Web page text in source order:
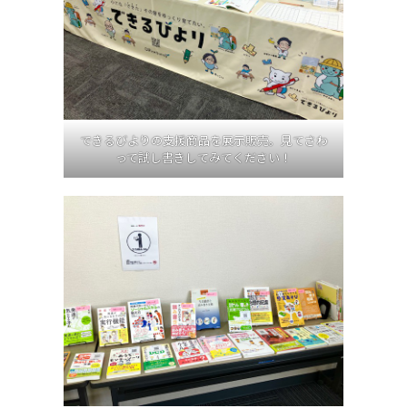
できるびよりの支援商品を展示販売。見てさわ
って試し書きしてみてください！